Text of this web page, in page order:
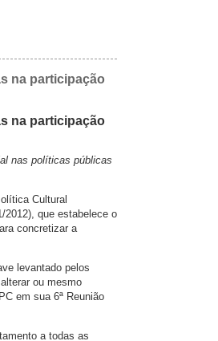
na participação
na participação
nas políticas públicas
Cultural
2012), que estabelece o
concretizar a
levantado pelos
ou mesmo
em sua 6ª Reunião
a todas as